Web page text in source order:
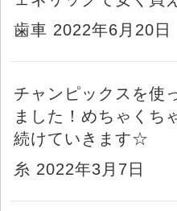
歯車 2022年6月20日
チャンピックスを使
ました！めちゃく
続けていきます☆
糸 2022年3月7日